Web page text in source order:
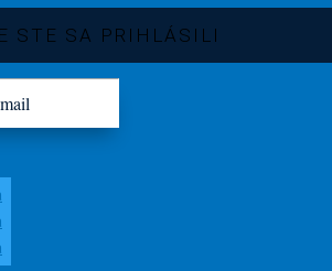
STE SA PRIHLÁSILI